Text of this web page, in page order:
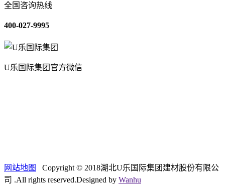
全国咨询热线
400-027-9995
U乐国际集团官方微信
网站地图
Copyright © 2018湖北U乐国际集团建材股份有限公
司 .All rights reserved.Designed by Wanhu